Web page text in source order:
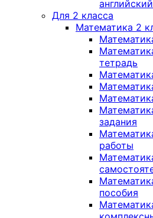
Для 2 класса
Математика 2
тетрадь
задания
работы
пособия